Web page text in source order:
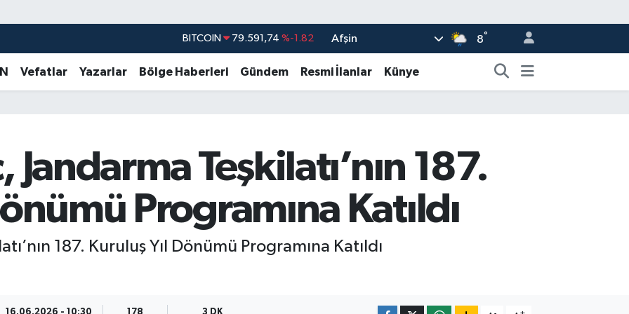
DOLAR 45,43620 %0.02
STERLİN 61,60380 %0.18
BITCOIN 79.591,74 %-1.82
Afşin 8°
Vefatlar Yazarlar Bölge Haberleri Gündem Resmi İlanlar Künye
Jandarma Teşkilatı’nın 187.
Programına Katıldı
187. Kuruluş Yıl Dönümü Programına Katıldı
16.06.2026 - 10:30 178 3 DK